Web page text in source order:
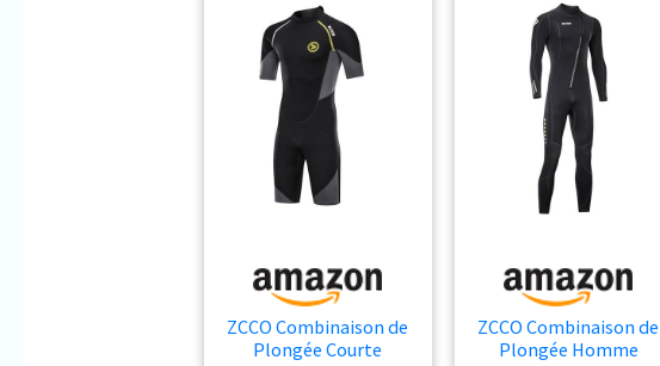
ZCCO Combinaison de
Plongée Courte
ZCCO Combinaison de
Plongée Homme